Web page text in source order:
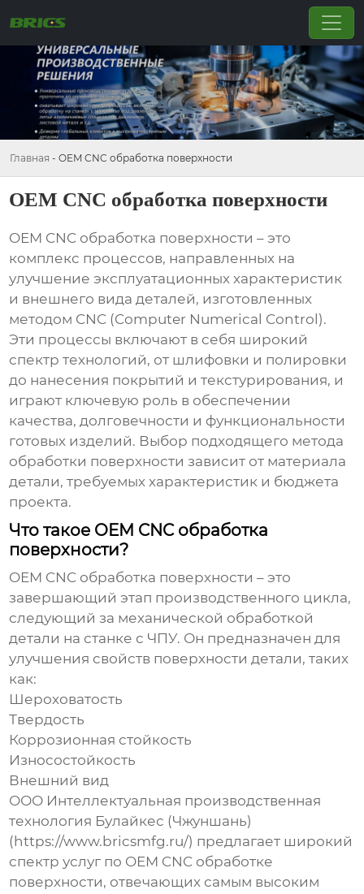
Главная - OEM CNC обработка поверхности
OEM CNC обработка поверхности
OEM CNC обработка поверхности – это
комплекс процессов, направленных на
улучшение эксплуатационных характеристик
и внешнего вида деталей, изготовленных
методом CNC (Computer Numerical Control).
Эти процессы включают в себя широкий
спектр технологий, от шлифовки и полировки
до нанесения покрытий и текстурирования, и
играют ключевую роль в обеспечении
качества, долговечности и функциональности
готовых изделий. Выбор подходящего метода
обработки поверхности зависит от материала
детали, требуемых характеристик и бюджета
проекта.
Что такое OEM CNC обработка
поверхности?
OEM CNC обработка поверхности – это
завершающий этап производственного цикла,
следующий за механической обработкой
детали на станке с ЧПУ. Он предназначен для
улучшения свойств поверхности детали, таких
как:
Шероховатость
Твердость
Коррозионная стойкость
Износостойкость
Внешний вид
ООО Интеллектуальная производственная
технология Булайкес (Чжуншань)
( https://www.bricsmfg.ru/) предлагает широкий
спектр услуг по OEM CNC обработке
поверхности, отвечающих самым высоким